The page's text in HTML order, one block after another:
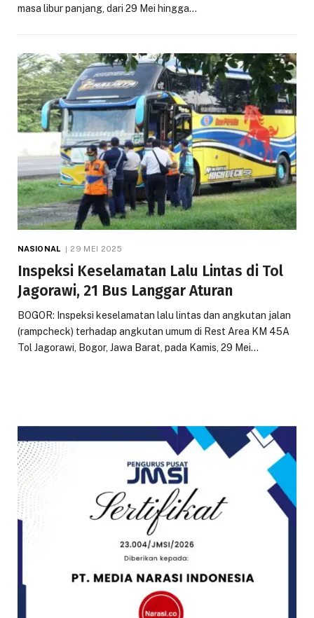
masa libur panjang, dari 29 Mei hingga…
NASIONAL 29 MEI 2025
Inspeksi Keselamatan Lalu Lintas di Tol
Jagorawi, 21 Bus Langgar Aturan
BOGOR: Inspeksi keselamatan lalu lintas dan angkutan jalan
(rampcheck) terhadap angkutan umum di Rest Area KM 45A
Tol Jagorawi, Bogor, Jawa Barat, pada Kamis, 29 Mei…